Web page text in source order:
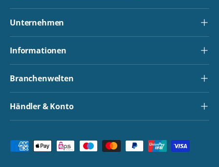
Unternehmen
Informationen
Branchenwelten
Händler & Konto
Zahlungsmethoden